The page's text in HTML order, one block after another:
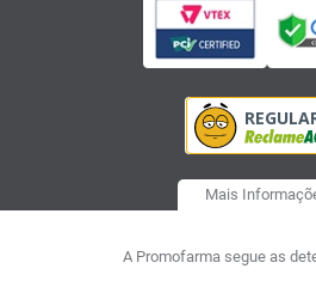
Mais
A Promofarma segue as